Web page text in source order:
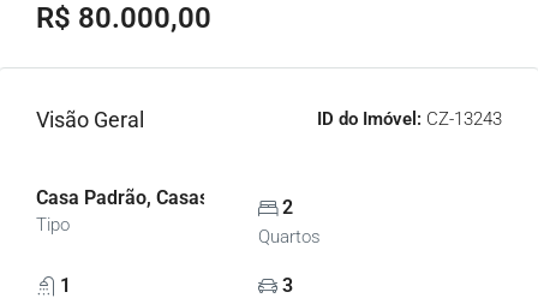
R$ 80.000,00
Visão Geral ID do Imóvel: CZ-13243
Casa Padrão, Casas
Tipo
2
Quartos
1 3